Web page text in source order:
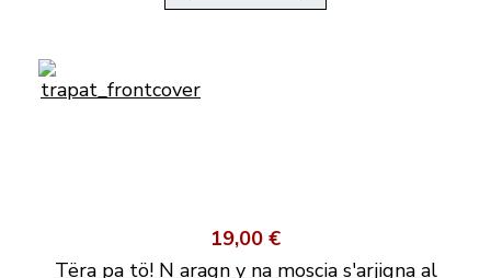
19,00 €
Tëra pa tö! N aragn y na moscia s'arjigna al